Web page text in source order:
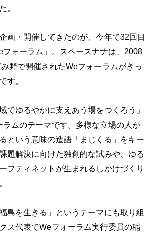
。
画・開催してきたのが、今年で32回目
フォーラム」。スペースナナは、2008
野で開催されたWeフォーラムがきっ
す。
でゆるやかに支えあう場をつくろう」
ラムのテーマです。多様な立場の人が
という意味の造語「まじくる」をキー
題解決に向けた独創的な試みや、ゆる
フティネットが生まれるしかけづくり
島を生きる」というテーマにも取り組
ス代表でWeフォーラム実行委員の稲